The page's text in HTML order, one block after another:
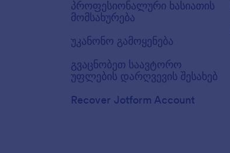
პროფესიონალური ხასიათის
მომსახურება
უკანონო გამოყენება
გვაცნობეთ საავტორო
უფლების დარღვევის შესახებ
Recover Jotform Account